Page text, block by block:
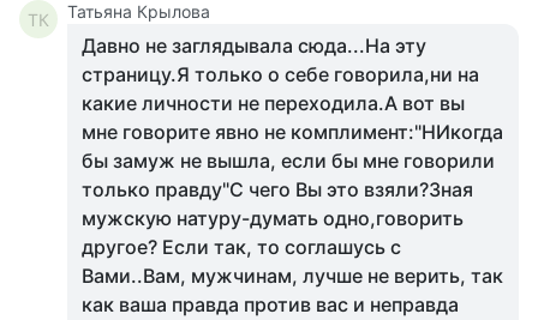
ТК Татьяна Крылова
Давно не заглядывала сюда...На эту
страницу.Я только о себе говорила,ни на
какие личности не переходила.А вот вы
мне говорите явно не комплимент:"НИкогда
бы замуж не вышла, если бы мне говорили
только правду"С чего Вы это взяли?Зная
мужскую натуру-думать одно,говорить
другое? Если так, то соглашусь с
Вами..Вам, мужчинам, лучше не верить, так
как ваша правда против вас и неправда